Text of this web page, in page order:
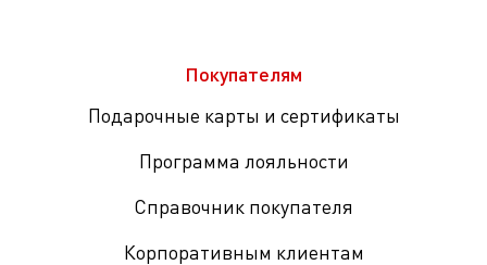
Покупателям
Подарочные карты и сертификаты
Программа лояльности
Справочник покупателя
Корпоративным клиентам